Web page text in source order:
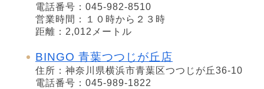
電話番号：045-982-8510
営業時間：１０時から２３時
距離：2,012メートル
BINGO 青葉つつじが丘店
住所：神奈川県横浜市青葉区つつじが丘36-10
電話番号：045-989-1822